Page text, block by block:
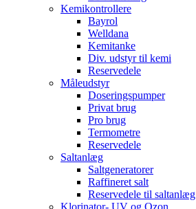
Kemikontrollere
Bayrol
Welldana
Kemitanke
Div. udstyr til kemi
Reservedele
Måleudstyr
Doseringspumper
Privat brug
Pro brug
Termometre
Reservedele
Saltanlæg
Saltgeneratorer
Raffineret salt
Reservedele til saltanlæg
Klorinator- UV og Ozon